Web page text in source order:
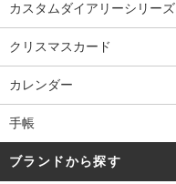
カスタムダイアリーシリーズ
クリスマスカード
カレンダー
手帳
ブランドから探す